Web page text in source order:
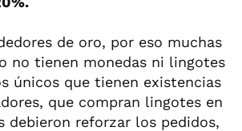
de oro, por eso muchas
no tienen monedas ni lingotes
únicos que tienen existencias
que compran lingotes en
debieron reforzar los pedidos,